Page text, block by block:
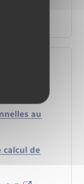
au
calcul de